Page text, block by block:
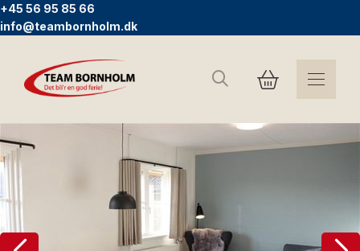
+45 56 95 85 66
info@teambornholm.dk
Search